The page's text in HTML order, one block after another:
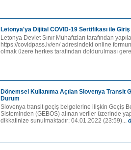
Letonya'ya Dijital COVID-19 Sertifikası ile
Letonya Devlet Sınır Muhafızları tarafından
https://covidpass.lv/en/ adresindeki online
olmak üzere herkes tarafından doldurulması
Dönemsel Kullanıma Açılan Slovenya Transit
Durum
Slovenya transit geçiş belgelerine ilişkin Geçiş
Sisteminden (GEBOS) alınan veriler üzerinde
dikkatinize sunulmaktadır: 04.01.2022 (23:59)...